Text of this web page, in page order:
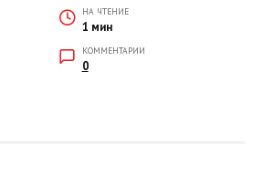
НА ЧТЕНИЕ
1 мин
КОММЕНТАРИИ
0